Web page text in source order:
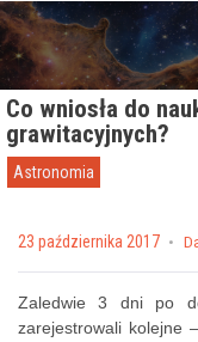
Przejdź do
Co wniosła do
grawitacyjnych?
Astronomia
Posted on
23 października 2017 by
Zaledwie 3 dni po
zarejestrowali kolejne